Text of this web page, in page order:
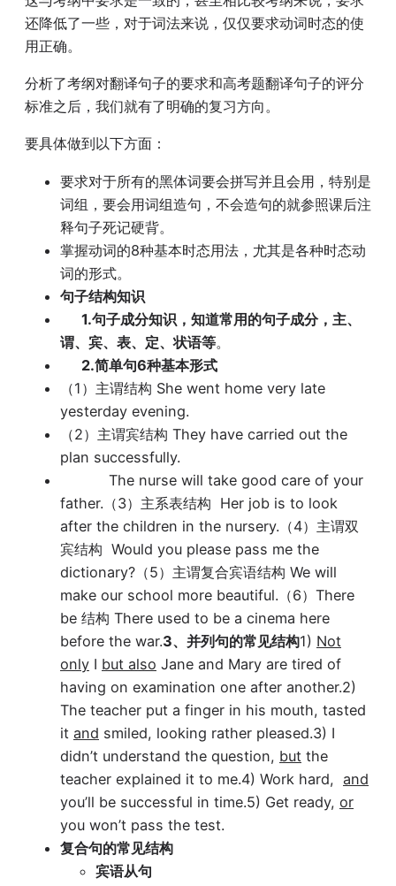
还降低了一些，对于词法来说，仅仅要求动词时态的使
用正确。
分析了考纲对翻译句子的要求和高考题翻译句子的评分
标准之后，我们就有了明确的复习方向。
要具体做到以下方面：
要求对于所有的黑体词要会拼写并且会用，特别是
词组，要会用词组造句，不会造句的就参照课后注
释句子死记硬背。
掌握动词的8种基本时态用法，尤其是各种时态动
词的形式。
句子结构知识
1.句子成分知识，知道常用的句子成分，主、
谓、宾、表、定、状语等。
2.简单句6种基本形式
（1）主谓结构 She went home very late
yesterday evening.
（2）主谓宾结构 They have carried out the
plan successfully.
The nurse will take good care of your
father.（3）主系表结构 Her job is to look
after the children in the nursery.（4）主谓双
宾结构 Would you please pass me the
dictionary?（5）主谓复合宾语结构 We will
make our school more beautiful.（6） There
be 结构 There used to be a cinema here
before the war.3、并列句的常见结构1) Not
only I but also Jane and Mary are tired of
having on examination one after another.2)
The teacher put a finger in his mouth, tasted
it and smiled, looking rather pleased.3) I
didn’t understand the question, but the
teacher explained it to me.4) Work hard, and
you’ll be successful in time.5) Get ready, or
you won’t pass the test.
复合句的常见结构
宾语从句